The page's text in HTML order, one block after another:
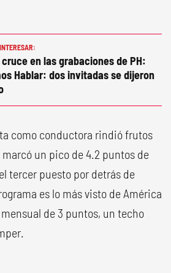
en las grabaciones de PH:
Hablar: dos invitadas se dijeron
como conductora rindió frutos
un pico de 4.2 puntos de
tercer puesto por detrás de
es lo más visto de América
de 3 puntos, un techo